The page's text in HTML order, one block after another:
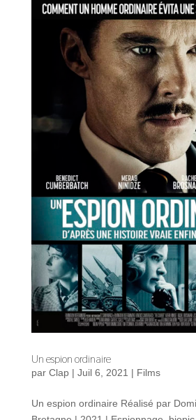
Un espion ordinaire
par Clap| Juil 6, 2021 | Films
Un espion ordinaire Réalisé par